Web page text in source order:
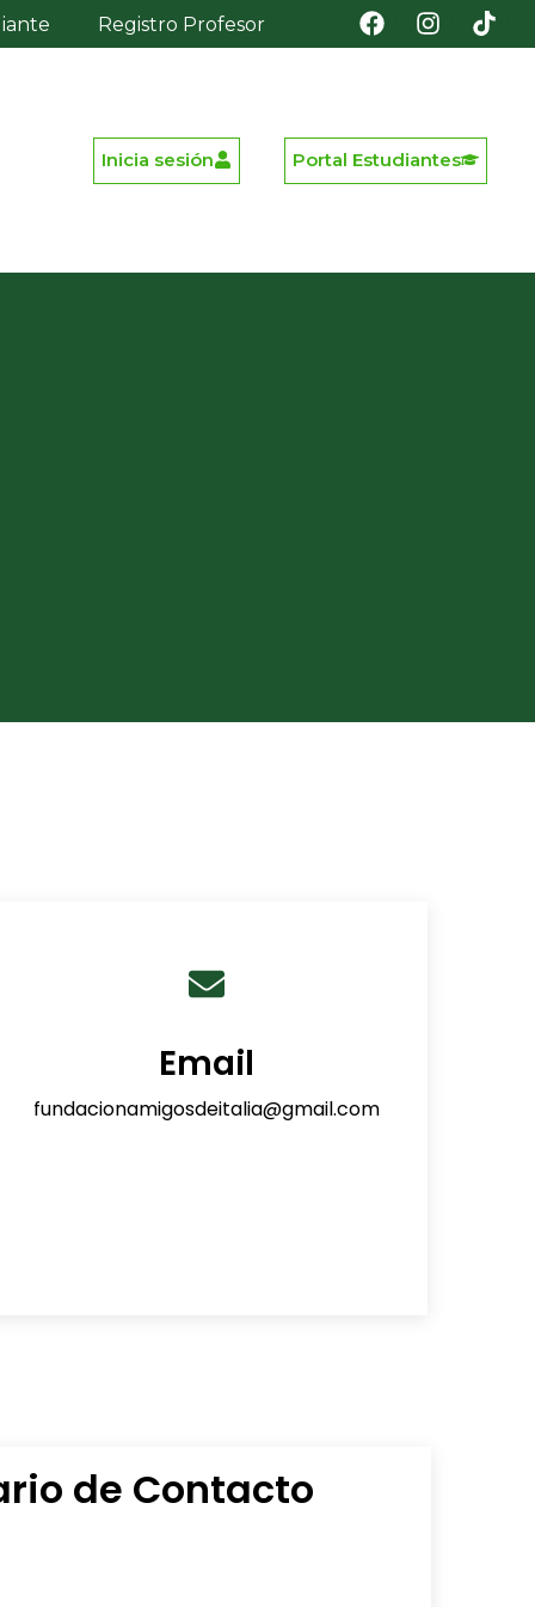
Registro Profesor
Inicia sesión Portal Estudiantes
Email
fundacionamigosdeitalia@gmail.com
de Contacto